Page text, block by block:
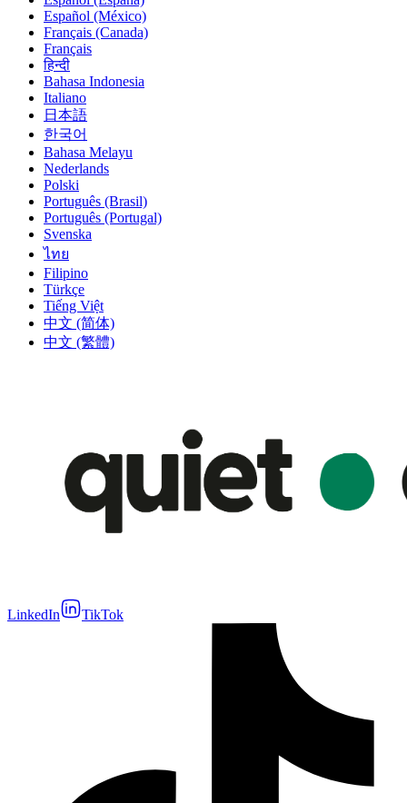
Español (México)
Français (Canada)
Français
हिन्दी
Bahasa Indonesia
Italiano
日本語
한국어
Bahasa Melayu
Nederlands
Polski
Português (Brasil)
Português (Portugal)
Svenska
ไทย
Filipino
Türkçe
Tiếng Việt
中文 (简体)
中文 (繁體)
LinkedIn TikTok